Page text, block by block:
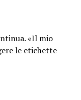
«Il mio
le etichette